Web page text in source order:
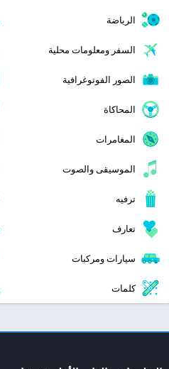
الرياضة
السفر ومعلومات محلية
الصور الفوتوغرافية
المحاكاة
المغامرات
الموسيقى والصوت
ترفيه
تعارف
سيارات ومركبات
كلمات